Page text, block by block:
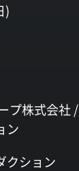
)
プ株式会社 /
ン
クション